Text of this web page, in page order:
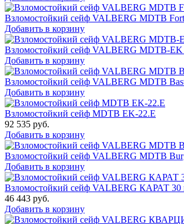
Взломостойкий сейф VALBERG MDTB
Добавить в корзину
Взломостойкий сейф VALBERG MDTB-EK
Добавить в корзину
Взломостойкий сейф VALBERG MDTB
Добавить в корзину
Взломостойкий сейф MDTB EK-22.E
92 535 руб.
Добавить в корзину
Взломостойкий сейф VALBERG MDTB
Добавить в корзину
Взломостойкий сейф VALBERG КАРАТ 30
46 443 руб.
Добавить в корзину